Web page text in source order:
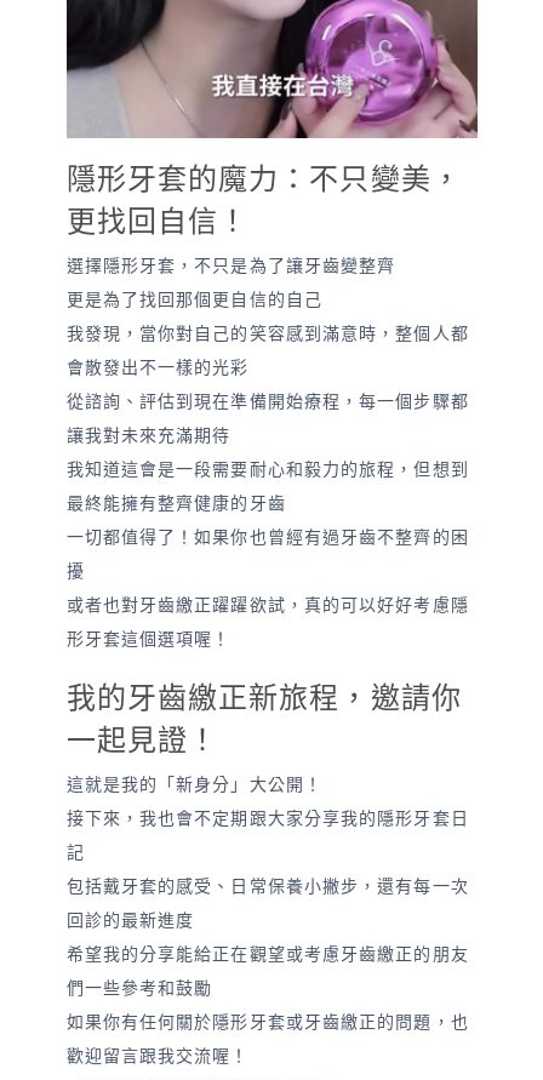
隱形牙套的魔力：不只變美，
更找回自信！
選擇隱形牙套，不只是為了讓牙齒變整齊
更是為了找回那個更自信的自己
我發現，當你對自己的笑容感到滿意時，整個人都
會散發出不一樣的光彩
從諮詢、評估到現在準備開始療程，每一個步驟都
讓我對未來充滿期待
我知道這會是一段需要耐心和毅力的旅程，但想到
最終能擁有整齊健康的牙齒
一切都值得了！如果你也曾經有過牙齒不整齊的困
擾
或者也對牙齒繳正躍躍欲試，真的可以好好考慮隱
形牙套這個選項喔！
我的牙齒繳正新旅程，邀請你
一起見證！
這就是我的「新身分」大公開！
接下來，我也會不定期跟大家分享我的隱形牙套日
記
包括戴牙套的感受、日常保養小撇步，還有每一次
回診的最新進度
希望我的分享能給正在觀望或考慮牙齒繳正的朋友
們一些參考和鼓勵
如果你有任何關於隱形牙套或牙齒繳正的問題，也
歡迎留言跟我交流喔！